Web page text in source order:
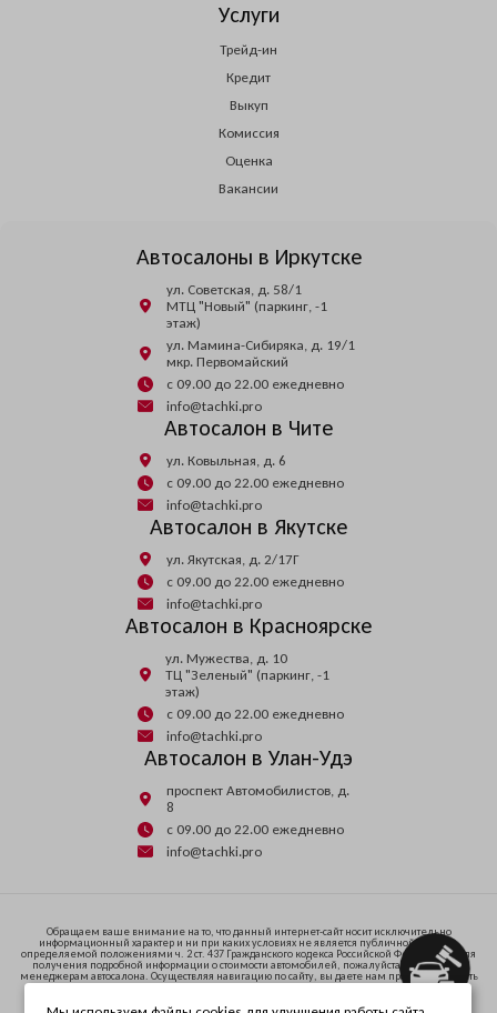
Услуги
Трейд-ин
Кредит
Выкуп
Комиссия
Оценка
Вакансии
Автосалоны в Иркутске
ул. Советская, д. 58/1
МТЦ "Новый" (паркинг, -1
этаж)
ул. Мамина-Сибиряка, д. 19/1
мкр. Первомайский
с 09.00 до 22.00 ежедневно
info@tachki.pro
Автосалон в Чите
ул. Ковыльная, д. 6
с 09.00 до 22.00 ежедневно
info@tachki.pro
Автосалон в Якутске
ул. Якутская, д. 2/17Г
с 09.00 до 22.00 ежедневно
info@tachki.pro
Автосалон в Красноярске
ул. Мужества, д. 10
ТЦ "Зеленый" (паркинг, -1
этаж)
с 09.00 до 22.00 ежедневно
info@tachki.pro
Автосалон в Улан-Удэ
проспект Автомобилистов, д.
8
с 09.00 до 22.00 ежедневно
info@tachki.pro
Обращаем ваше внимание на то, что данный интернет-сайт носит исключительно
информационный характер и ни при каких условиях не является публичной офертой,
определяемой положениями ч. 2 ст. 437 Гражданского кодекса Российской Федерации. Для
получения подробной информации о стоимости автомобилей, пожалуйста, обратитесь к
менеджерам автосалона. Осуществляя навигацию по сайту, вы даете нам право запоминать
и иметь доступ к куки-файлам на вашем устройстве доступа к интернету.